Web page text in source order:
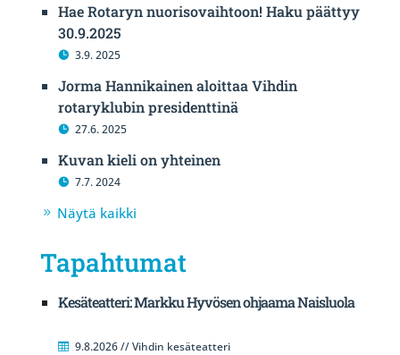
Hae Rotaryn nuorisovaihtoon! Haku päättyy
30.9.2025
3.9. 2025
Jorma Hannikainen aloittaa Vihdin
rotaryklubin presidenttinä
27.6. 2025
Kuvan kieli on yhteinen
7.7. 2024
Näytä kaikki
Tapahtumat
Kesäteatteri: Markku Hyvösen ohjaama Naisluola
9.8.2026 // Vihdin kesäteatteri